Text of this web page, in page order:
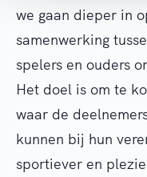
we gaan dieper in
samenwerking
spelers en ouders
Het doel is om te
waar de
kunnen bij hun
sportiever en